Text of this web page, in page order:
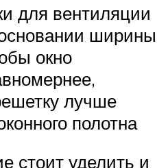
для вентиляции
ширины
окно
лучше
полотна
стоит уделить и